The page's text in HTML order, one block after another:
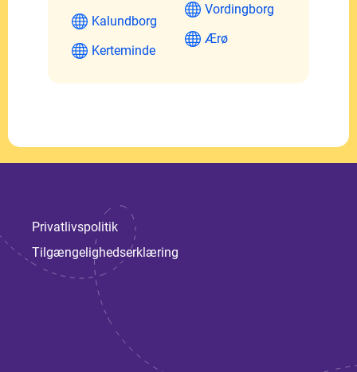
Kalundborg
Kerteminde
Vordingborg
Ærø
Privatlivspolitik
Tilgængelighedserklæring